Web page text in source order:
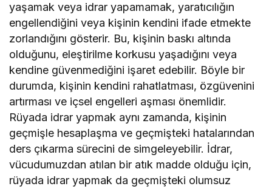
yaşamak veya idrar yapamamak, yaratıcılığın
engellendiğini veya kişinin kendini ifade etmekte
zorlandığını gösterir. Bu, kişinin baskı altında
olduğunu, eleştirilme korkusu yaşadığını veya
kendine güvenmediğini işaret edebilir. Böyle bir
durumda, kişinin kendini rahatlatması, özgüvenini
artırması ve içsel engelleri aşması önemlidir.
Rüyada idrar yapmak aynı zamanda, kişinin
geçmişle hesaplaşma ve geçmişteki hatalarından
ders çıkarma sürecini de simgeleyebilir. İdrar,
vücudumuzdan atılan bir atık madde olduğu için,
rüyada idrar yapmak da geçmişteki olumsuz